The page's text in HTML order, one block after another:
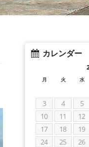
カレンダー
月 火 水
3
4 5
10
11 12
17
18 19
24
25 26